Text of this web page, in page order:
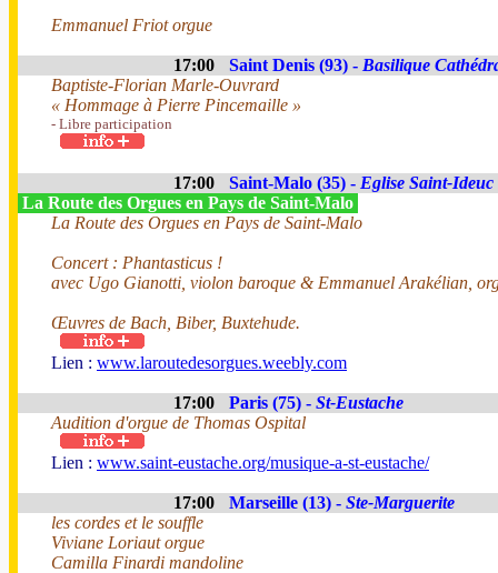
Emmanuel Friot orgue
17:00 Saint Denis (93) - Basilique
Baptiste-Florian Marle-Ouvrard
« Hommage à Pierre Pincemaille »
- Libre participation
17:00 Saint-Malo (35) - Eglise Saint-Ideuc
La Route des Orgues en Pays de Saint-Malo
La Route des Orgues en Pays de Saint-Malo
Concert : Phantasticus !
avec Ugo Gianotti, violon baroque & Emmanuel Arakélian,
Œuvres de Bach, Biber, Buxtehude.
Lien : www.laroutedesorgues.weebly.com
17:00 Paris (75) - St-Eustache
Audition d'orgue de Thomas Ospital
Lien : www.saint-eustache.org/musique-a-st-eustache/
17:00 Marseille (13) - Ste-Marguerite
les cordes et le souffle
Viviane Loriaut orgue
Camilla Finardi mandoline